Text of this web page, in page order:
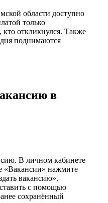
области доступно
только
кто откликнулся. Также
поднимаются
в
В личном кабинете
«Вакансии» нажмите
вакансию».
с помощью
сохранённый